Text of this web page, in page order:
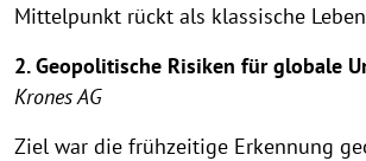
Mittelpunkt rückt als klassische
2. Geopolitische Risiken für globale
Krones AG
Ziel war die frühzeitige Erkennung